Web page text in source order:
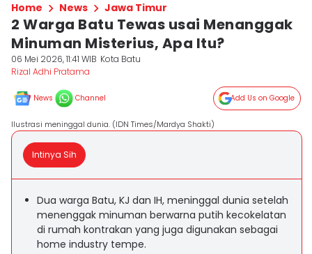
Home News Jawa Timur
2 Warga Batu Tewas usai Menanggak
Minuman Misterius, Apa Itu?
06 Mei 2026, 11:41 WIB Kota Batu
Rizal Adhi Pratama
News Channel Add Us on Google
Ilustrasi meninggal dunia. (IDN Times/Mardya Shakti)
Intinya Sih
Dua warga Batu, KJ dan IH, meninggal dunia setelah
menenggak minuman berwarna putih kecokelatan
di rumah kontrakan yang juga digunakan sebagai
home industry tempe.